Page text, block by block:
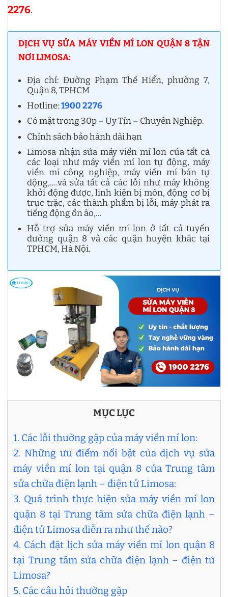
2276.
DỊCH VỤ SỬA MÁY VIỀN MÍ LON QUẬN 8 TẬN
NƠI LIMOSA:
Địa chỉ: Đường Phạm Thế Hiển, phường 7,
Quận 8, TPHCM
Hotline:1900 2276
Có mặt trong 30p – Uy Tín – Chuyên Nghiệp.
Chính sách bảo hành dài hạn
Limosa nhận sửa máy viền mí lon của tất cả
các loại như máy viền mí lon tự động, máy
viền mí công nghiệp, máy viền mí bán tự
động,….và sửa tất cả các lỗi như máy không
khởi động được, linh kiện bị mòn, động cơ bị
trục trặc, các thành phẩm bị lỗi, máy phát ra
tiếng động ồn ào,…
Hỗ trợ sửa máy viền mí lon ở tất cả tuyến
đường quận 8 và các quận huyện khác tại
TPHCM, Hà Nội.
MỤC LỤC
1. Các lỗi thường gặp của máy viền mí lon:
2. Những ưu điểm nổi bật của dịch vụ sửa
máy viền mí lon tại quận 8 của Trung tâm
sửa chữa điện lạnh – điện tử Limosa:
3. Quá trình thực hiện sửa máy viền mí lon
quận 8 tại Trung tâm sửa chữa điện lạnh –
điện tử Limosa diễn ra như thế nào?
4. Cách đặt lịch sửa máy viền mí lon quận 8
tại Trung tâm sửa chữa điện lạnh – điện tử
Limosa?
5. Các câu hỏi thường gặp